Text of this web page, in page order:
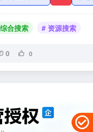
合搜索 # 资源搜索
0 0